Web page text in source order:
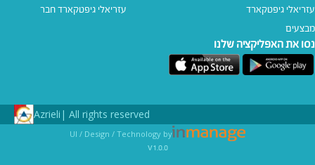
עזריאלי גיפטקארד
מבצעים
עזריאלי גיפטקארד חבר‎
נסו את האפליקציה שלנו
All rights reserved |
Azrieli
UI / Design / Technology by
v1.0.0